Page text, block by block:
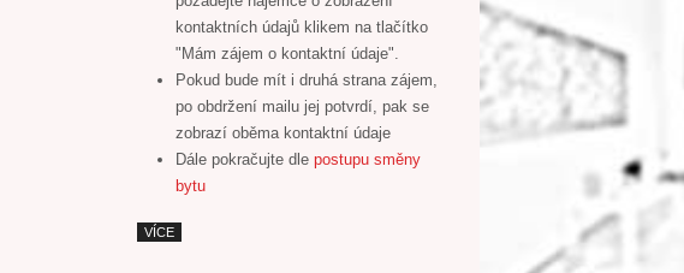
kontaktních údajů klikem na tlačítko
"Mám zájem o kontaktní údaje".
Pokud bude mít i druhá strana zájem,
po obdržení mailu jej potvrdí, pak se
zobrazí oběma kontaktní údaje
Dále pokračujte dle postupu směny
bytu
VÍCE